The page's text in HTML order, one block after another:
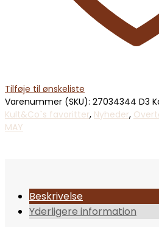
Tilføje til ønskeliste
Varenummer (SKU): 27034344 D3
Kult&Co`s favoritter, Nyheder,
MAY
Beskrivelse
Yderligere information